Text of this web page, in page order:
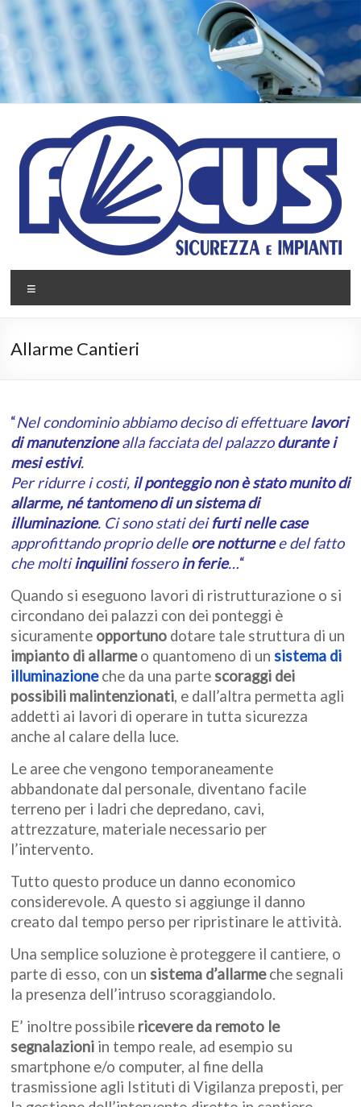
Salta
contenuto
Focus
Impianti
e
Allarme Cantieri
“Nel condominio abbiamo deciso di effettuarelavori
di manutenzionealla facciata del palazzodurante i
mesi estivi.
Per ridurre i costi, il ponteggio non è stato munito di
allarme, né tantomeno di un sistema di
illuminazione. Ci sono stati deifurti nelle case
approfittando proprio delleore notturnee del fatto
che moltiinquilinifosseroin ferie…“
Quando si eseguono lavori di ristrutturazione o si
circondano dei palazzi con dei ponteggi è
sicuramente opportuno dotare tale struttura di un
impianto di allarmeo quantomeno di un sistema di
illuminazioneche da una parte scoraggi dei
possibili malintenzionati, e dall’altra permetta agli
addetti ai lavori di operare in tutta sicurezza
anche al calare della luce.
Le aree che vengono temporaneamente
abbandonate dal personale, diventano facile
terreno per i ladri che depredano, cavi,
attrezzature, materiale necessario per
l’intervento.
Tutto questo produce un danno economico
considerevole. A questo si aggiunge il danno
creato dal tempo perso per ripristinare le attività.
Una semplice soluzione è proteggere il cantiere, o
parte di esso, con un sistema d’allarmeche segnali
la presenza dell’intruso scoraggiandolo.
E’ inoltre possibile ricevere da remoto le
segnalazioni in tempo reale, ad esempio su
smartphone e/o computer, al fine della
trasmissione agli Istituti di Vigilanza preposti, per